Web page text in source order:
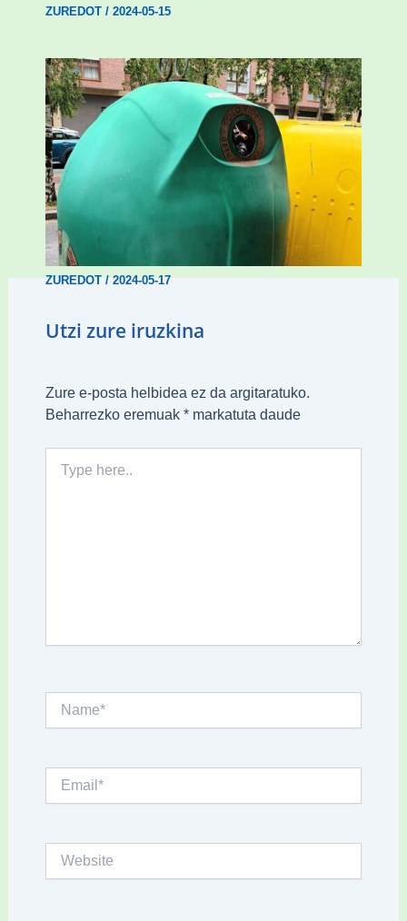
ZUREDOT/ 2024-05-15
Beirazko edukiontzi gainezkatuak eta
marroiak «erdiak ez dabiltza»
ZUREDOT/2024-05-17
Utzi zure iruzkina
Zure e-posta helbidea ez da argitaratuko.
Beharrezko eremuak *markatuta daude
here..